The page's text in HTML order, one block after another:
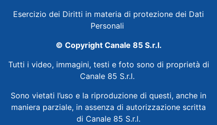
Esercizio dei Diritti in materia di protezione dei Dati
Personali
© Copyright Canale 85 S.r.l.
Tutti i video, immagini, testi e foto sono di proprietà di
Canale 85 S.r.l.
Sono vietati l’uso e la riproduzione di questi, anche in
maniera parziale, in assenza di autorizzazione scritta
di Canale 85 S.r.l.